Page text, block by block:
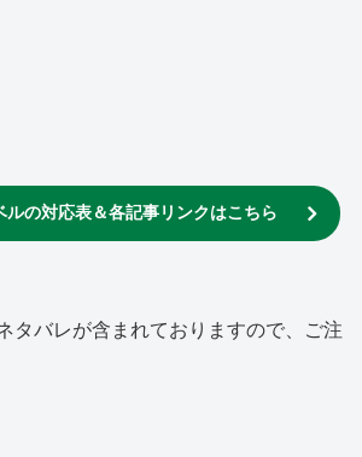
ルの対応表＆各記事リンクはこちら
タバレが含まれておりますので、ご注